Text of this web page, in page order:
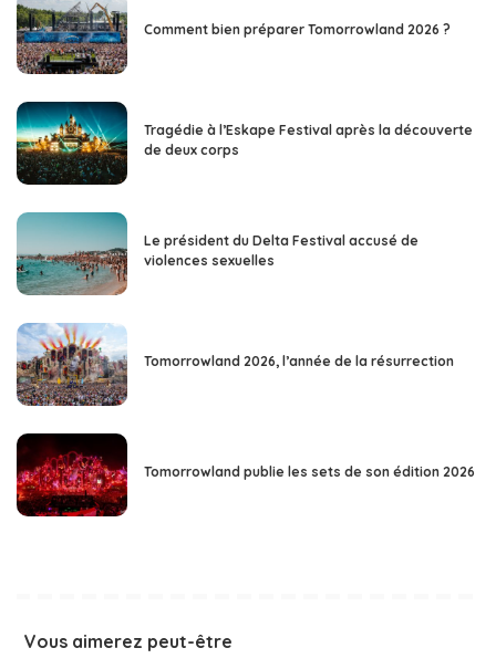
Comment bien préparer Tomorrowland 2026 ?
Tragédie à l’Eskape Festival après la découverte
de deux corps
Le président du Delta Festival accusé de
violences sexuelles
Tomorrowland 2026, l’année de la résurrection
Tomorrowland publie les sets de son édition 2026
Vous aimerez peut-être